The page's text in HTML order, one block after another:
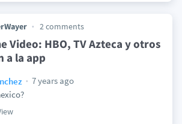
2 comments
Video: HBO, TV Azteca y otros
a la app
7 years ago